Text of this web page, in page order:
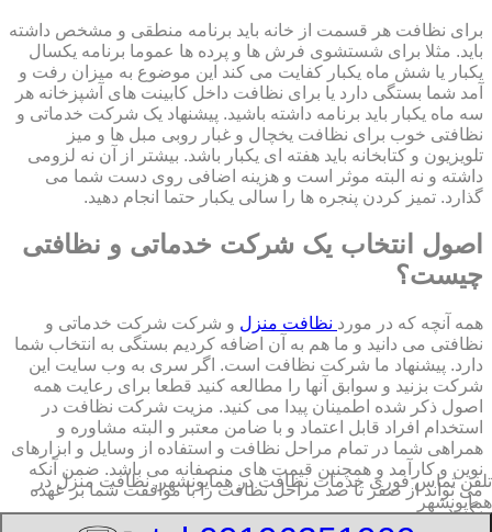
برای نظافت هر قسمت از خانه باید برنامه منطقی و مشخص داشته
باید. مثلا برای شستشوی فرش ها و پرده ها عموما برنامه یکسال
یکبار یا شش ماه یکبار کفایت می کند این موضوع به میزان رفت و
آمد شما بستگی دارد یا برای نظافت داخل کابینت های آشپزخانه هر
سه ماه یکبار باید برنامه داشته باشید. پیشنهاد یک شرکت خدماتی و
نظافتی خوب برای نظافت یخچال و غبار روبی مبل ها و میز
تلویزیون و کتابخانه باید هفته ای یکبار باشد. بیشتر از آن نه لزومی
داشته و نه البته موثر است و هزینه اضافی روی دست شما می
گذارد. تمیز کردن پنجره ها را سالی یکبار حتما انجام دهید.
اصول انتخاب یک شرکت خدماتی و نظافتی
چیست؟
همه آنچه که در مورد نظافت منزل و شرکت شرکت خدماتی و
نظافتی می دانید و ما هم به آن اضافه کردیم بستگی به انتخاب شما
دارد. پیشنهاد ما شرکت نظافت است. اگر سری به وب سایت این
شرکت بزنید و سوابق آنها را مطالعه کنید قطعا برای رعایت همه
اصول ذکر شده اطمینان پیدا می کنید. مزیت شرکت نظافت در
استخدام افراد قابل اعتماد و با ضامن معتبر و البته مشاوره و
همراهی شما در تمام مراحل نظافت و استفاده از وسایل و ابزارهای
نوین و کارآمد و همچنین قیمت های منصفانه می باشد. ضمن آنکه
می تواند از صفر تا صد مراحل نظافت را با موافقت شما بر عهده
بگیرد.
تلفن تماس فوریخدمات نظافت در همایونشهر, نظافت منزل در
همایونشهر